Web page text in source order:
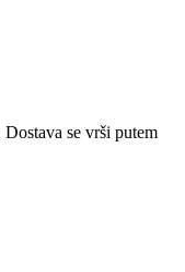
se vrši putem